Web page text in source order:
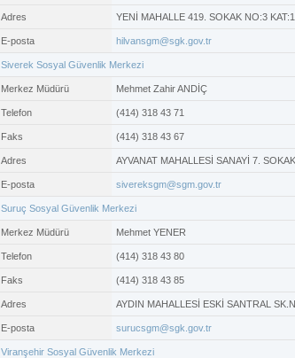
Adres YENİ MAHALLE 419. SOKAK NO:3
E-posta hilvansgm@sgk.gov.tr
Siverek Sosyal Güvenlik Merkezi
Merkez Müdürü Mehmet Zahir ANDİÇ
Telefon (414) 318 43 71
Faks (414) 318 43 67
Adres AYVANAT MAHALLESİ SANAYİ 7.
E-posta sivereksgm@sgm.gov.tr
Suruç Sosyal Güvenlik Merkezi
Merkez Müdürü Mehmet YENER
Telefon (414) 318 43 80
Faks (414) 318 43 85
Adres AYDIN MAHALLESİ ESKİ SANTRAL
E-posta surucsgm@sgk.gov.tr
Viranşehir Sosyal Güvenlik Merkezi